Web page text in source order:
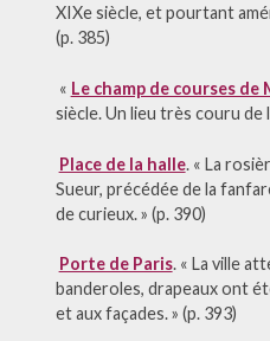
XIXe siècle, et pourtant
(p. 385)
« Le champ de courses de
siècle. Un lieu très couru de
Place de la halle. « La
Sueur, précédée de la
de curieux. » (p. 390)
Porte de Paris. « La ville
banderoles, drapeaux ont
et aux façades. » (p. 393)